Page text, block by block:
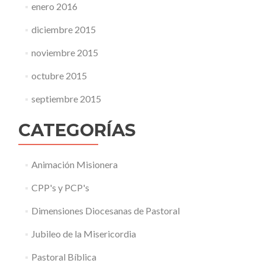
enero 2016
diciembre 2015
noviembre 2015
octubre 2015
septiembre 2015
CATEGORÍAS
Animación Misionera
CPP's y PCP's
Dimensiones Diocesanas de Pastoral
Jubileo de la Misericordia
Pastoral Bíblica